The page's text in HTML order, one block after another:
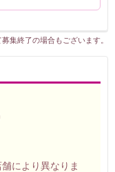
集終了の場合もございます。
により異なりま